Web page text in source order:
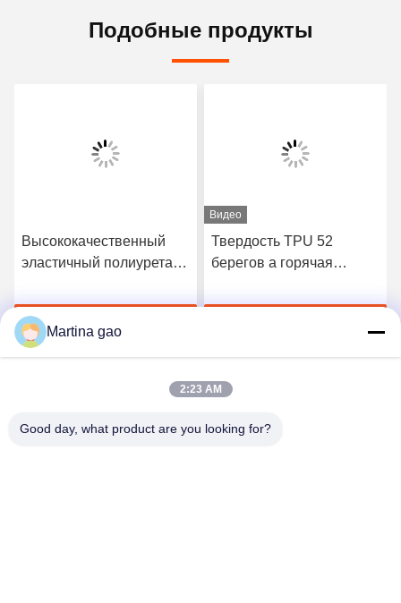
Подобные продукты
Высококачественный
эластичный полиуретан
склеивающую пленку
Получите самую
Видео
Твердость TPU 52
берегов a горячая
пленку для безшовного
Martina gao
2:23 AM
Good day, what product are you looking for?